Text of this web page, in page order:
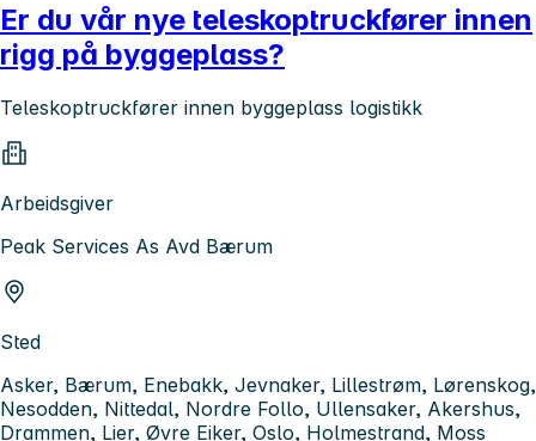
Er du vår nye teleskoptruckfører innen
rigg på byggeplass?
Teleskoptruckfører innen byggeplass logistikk
Arbeidsgiver
Peak Services As Avd Bærum
Sted
Asker, Bærum, Enebakk, Jevnaker, Lillestrøm, Lørenskog,
Nesodden, Nittedal, Nordre Follo, Ullensaker, Akershus,
Drammen, Lier, Øvre Eiker, Oslo, Holmestrand, Moss